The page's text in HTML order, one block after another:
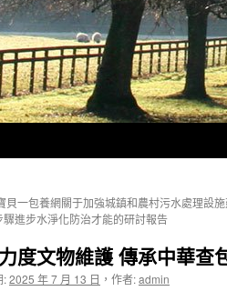
貝一包養網關于加強城鎮和農村污水處理設
驟進步水淨化防治才能的研討報告
度文物維護 傳承中華查
:2025 年 7 月 13 日 ， 作者:admin